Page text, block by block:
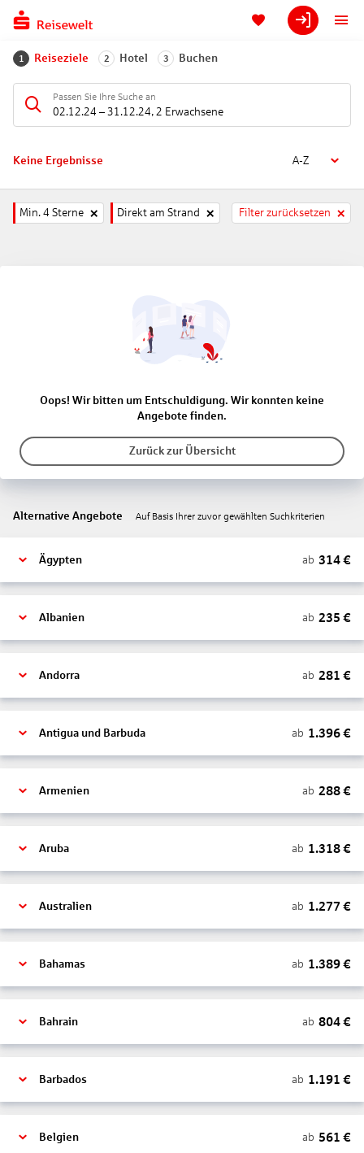
1 Reiseziele 2 Hotel 3 Buchen
Passen Sie Ihre Suche an
02.12.24 – 31.12.24, 2 Erwachsene
Keine Ergebnisse A-Z
Min. 4 Sterne Direkt am Strand Filter zurücksetzen
Oops! Wir bitten um Entschuldigung. Wir konnten keine
Angebote finden.
Zurück zur Übersicht
Alternative Angebote Auf Basis Ihrer zuvor gewählten Suchkriterien
Ägypten ab 314€
Albanien ab 235 €
Andorra ab 281 €
Antigua und Barbuda ab 1.396€
Armenien ab 288€
Aruba ab 1.318€
Australien ab 1.277 €
Bahamas ab 1.389€
Bahrain ab 804€
Barbados ab 1.191 €
Belgien ab 561 €